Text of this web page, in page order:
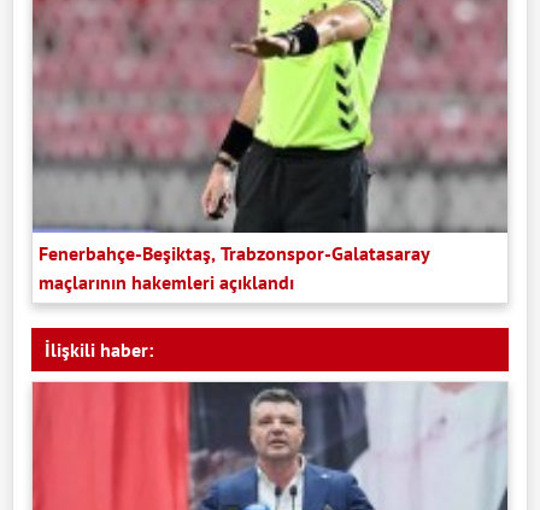
Fenerbahçe-Beşiktaş, Trabzonspor-Galatasaray
maçlarının hakemleri açıklandı
İlişkili haber: